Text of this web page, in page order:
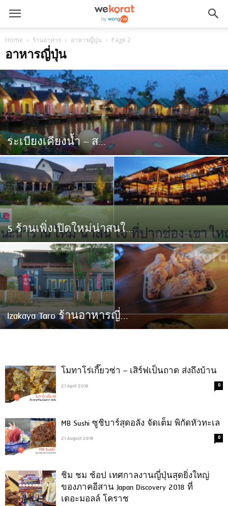
Home ร้านอาหาร อาหารญี่ปุ่น Page 2
อาหารญี่ปุ่น
ระเบียงเคียงน้ำ – ส...
5 ร้านเพิ่งเปิดใหม่น่าสนใ...
Izakaya Taro ร้านอาหารญี่...
โมทาโร่เกี๊ยวซ่า – เสิร์ฟเป็นถาด ส่งถึงบ้าน
21 April 2018 0
MB Sushi ซูชิบาร์สุดอลัง จัดเต็ม พิกัดหัวทะเล
21 August 2018 0
ชิม ชม ช้อป เทศกาลงานญี่ปุ่นสุดยิ่งใหญ่
ของภาคอีสาน Japan Discovery 2018 ที่
เดอะมอลล์ โคราช